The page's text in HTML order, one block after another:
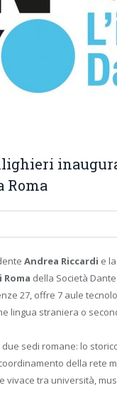
Roma
Andrea Riccardi e
della Società
27, offre 7 aule
lingua straniera o
sedi romane: lo
della rete
vivace tra università,